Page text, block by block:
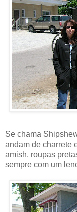
Se chama
andam de charrete
amish, roupas
sempre com um